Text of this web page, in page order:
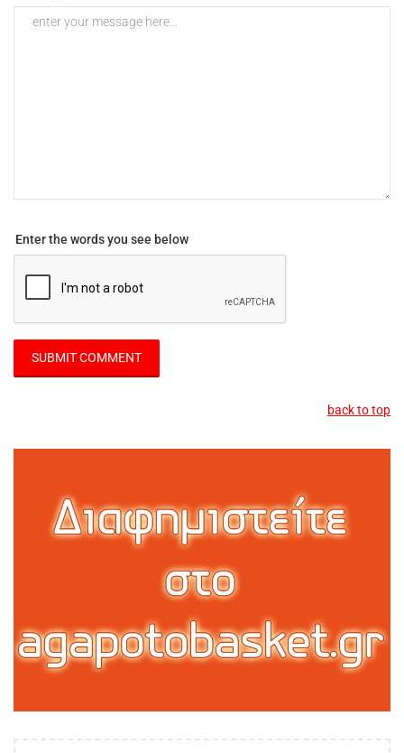
Enter the words you see below
back to top